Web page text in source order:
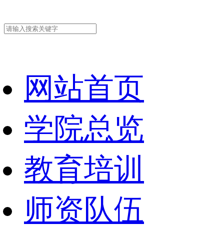
网站首页
学院总览
教育培训
师资队伍